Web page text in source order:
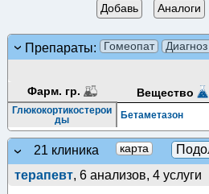
Добавь Аналоги
Препараты: Гомеопат Диагноз
Фарм. гр. Вещество
Глюкокортикостерои
ды
Бетаметазон
21 клиника карта
терапевт, 6 анализов, 4 услуги